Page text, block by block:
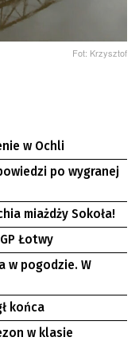
Fot: Krzysztof
w Ochli
po wygranej
miażdży Sokoła!
Łotwy
w pogodzie. W
końca
w klasie